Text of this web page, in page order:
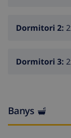
Dormitori 2:
Dormitori 3:
Banys